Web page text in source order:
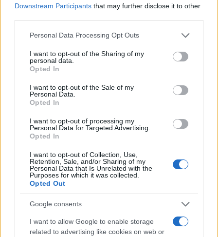
Downstream Participants that may further disclose it to other
Please note that this website/app uses one or more Google
not limited to your visit or usage behaviour. You may click to
grant or deny consent to Google and its third-party tags to
use your data for below specified purposes in below Google
consent section.
Personal Data Processing Opt Outs
I want to opt-out of the Sharing of my
personal data.
Opted In
I want to opt-out of the Sale of my
Personal Data.
Opted In
I want to opt-out of processing my
Personal Data for Targeted Advertising.
Opted In
I want to opt-out of Collection, Use,
Retention, Sale, and/or Sharing of my
Personal Data that Is Unrelated with the
Purposes for which it was collected.
Opted Out
Google consents
I want to allow Google to enable storage
related to advertising like cookies on web or
Brent chute de 8,3 % : le pétrole en net repli malgré un or
résilient
Juliette Bernard · 6 Août 2026
NEWS